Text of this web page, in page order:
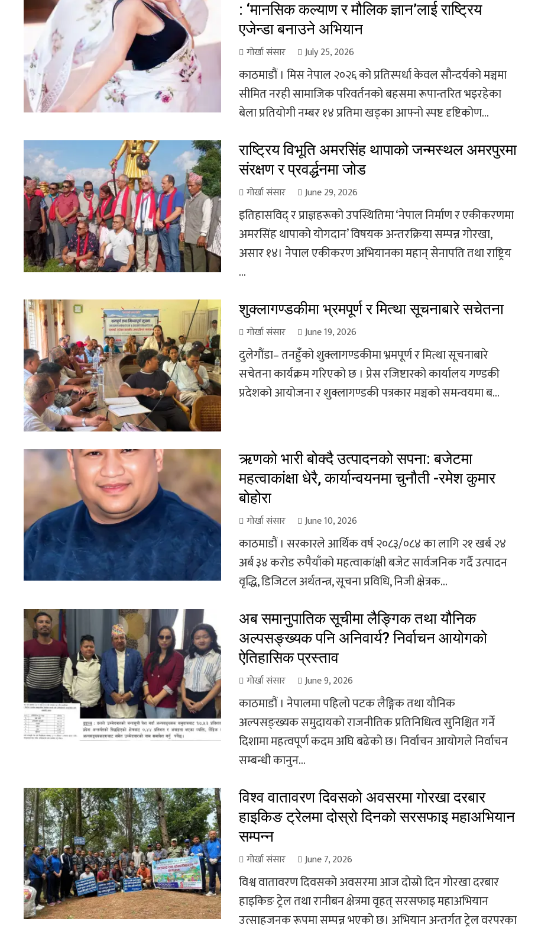
: ‘मानसिक कल्याण र मौलिक ज्ञान’लाई राष्ट्रिय
एजेन्डा बनाउने अभियान
गोर्खा संसार July 25, 2026
काठमाडौं । मिस नेपाल २०२६ को प्रतिस्पर्धा केवल सौन्दर्यको मञ्चमा
सीमित नरही सामाजिक परिवर्तनको बहसमा रूपान्तरित भइरहेका
बेला प्रतियोगी नम्बर १४ प्रतिमा खड्का आफ्नो स्पष्ट दृष्टिकोण...
राष्ट्रिय विभूति अमरसिंह थापाको जन्मस्थल अमरपुरमा
संरक्षण र प्रवर्द्धनमा जोड
गोर्खा संसार June 29, 2026
इतिहासविद् र प्राज्ञहरूको उपस्थितिमा ‘नेपाल निर्माण र एकीकरणमा
अमरसिंह थापाको योगदान’ विषयक अन्तरक्रिया सम्पन्न गोरखा,
असार १४। नेपाल एकीकरण अभियानका महान् सेनापति तथा राष्ट्रिय
...
शुक्लागण्डकीमा भ्रमपूर्ण र मित्था सूचनाबारे सचेतना
गोर्खा संसार June 19, 2026
दुलेगौंडा– तनहुँको शुक्लागण्डकीमा भ्रमपूर्ण र मित्था सूचनाबारे
सचेतना कार्यक्रम गरिएको छ । प्रेस रजिष्टारको कार्यालय गण्डकी
प्रदेशको आयोजना र शुक्लागण्डकी पत्रकार मञ्चको समन्वयमा ब...
ऋणको भारी बोक्दै उत्पादनको सपना: बजेटमा
महत्वाकांक्षा धेरै, कार्यान्वयनमा चुनौती -रमेश कुमार
बोहोरा
गोर्खा संसार June 10, 2026
काठमाडौं । सरकारले आर्थिक वर्ष २०८३/०८४ का लागि २१ खर्ब २४
अर्ब ३४ करोड रुपैयाँको महत्वाकांक्षी बजेट सार्वजनिक गर्दै उत्पादन
वृद्धि, डिजिटल अर्थतन्त्र, सूचना प्रविधि, निजी क्षेत्रक...
अब समानुपातिक सूचीमा लैङ्गिक तथा यौनिक
अल्पसङ्ख्यक पनि अनिवार्य? निर्वाचन आयोगको
ऐतिहासिक प्रस्ताव
गोर्खा संसार June 9, 2026
काठमाडौं । नेपालमा पहिलो पटक लैङ्गिक तथा यौनिक
अल्पसङ्ख्यक समुदायको राजनीतिक प्रतिनिधित्व सुनिश्चित गर्ने
दिशामा महत्वपूर्ण कदम अघि बढेको छ। निर्वाचन आयोगले निर्वाचन
सम्बन्धी कानुन...
विश्व वातावरण दिवसको अवसरमा गोरखा दरबार
हाइकिङ ट्रेलमा दोस्रो दिनको सरसफाइ महाअभियान
सम्पन्न
गोर्खा संसार June 7, 2026
विश्व वातावरण दिवसको अवसरमा आज दोस्रो दिन गोरखा दरबार
हाइकिङ ट्रेल तथा रानीबन क्षेत्रमा वृहत् सरसफाइ महाअभियान
उत्साहजनक रूपमा सम्पन्न भएको छ। अभियान अन्तर्गत ट्रेल वरपरका